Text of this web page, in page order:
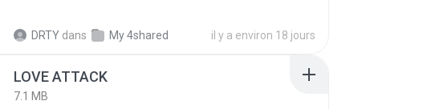
DRTY dans My 4shared il y a environ 18 jours
LOVE ATTACK
7.1 MB